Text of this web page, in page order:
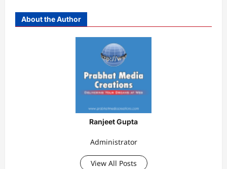
About the Author
Ranjeet Gupta
Administrator
View All Posts